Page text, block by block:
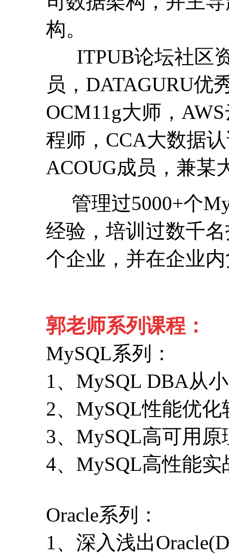
构。
ITPUB论坛社区资
员，DATAGURU优
OCM11g大师，
程师，CCA大数据
ACOUG成员，兼某
管理过5000+个
经验，培训过数千
个企业，并在企业
郭老师系列课程：
MySQL系列：
1、MySQL DBA从
2、MySQL性能优化
3、MySQL高可用
4、MySQL高性能实
Oracle系列：
1、深入浅出